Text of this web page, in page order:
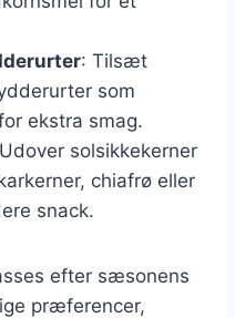
: Tilsæt
som
ekstra smag.
solsikkekerner
chiafrø eller
snack.
efter sæsonens
præferencer,